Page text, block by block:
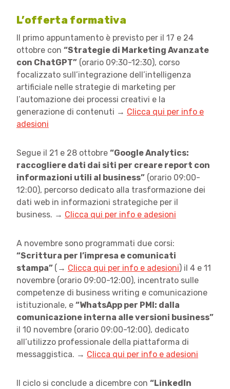
L’offerta formativa
Il primo appuntamento è previsto per il 17 e 24
ottobre con “Strategie di Marketing Avanzate
con ChatGPT” (orario 09:30-12:30), corso
focalizzato sull’integrazione dell’intelligenza
artificiale nelle strategie di marketing per
l’automazione dei processi creativi e la
generazione di contenuti → Clicca qui per info e
adesioni
Segue il 21 e 28 ottobre “Google Analytics:
raccogliere dati dai siti per creare report con
informazioni utili al business” (orario 09:00-
12:00), percorso dedicato alla trasformazione dei
dati web in informazioni strategiche per il
business. → Clicca qui per info e adesioni
A novembre sono programmati due corsi:
“Scrittura per l’impresa e comunicati
stampa” (→ Clicca qui per info e adesioni) il 4 e 11
novembre (orario 09:00-12:00), incentrato sulle
competenze di business writing e comunicazione
istituzionale, e “WhatsApp per PMI: dalla
comunicazione interna alle versioni business”
il 10 novembre (orario 09:00-12:00), dedicato
all’utilizzo professionale della piattaforma di
messaggistica. → Clicca qui per info e adesioni
Il ciclo si conclude a dicembre con “LinkedIn